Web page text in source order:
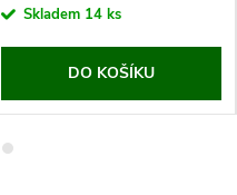
cena:Skladem 14 ks
DO KOŠÍKU